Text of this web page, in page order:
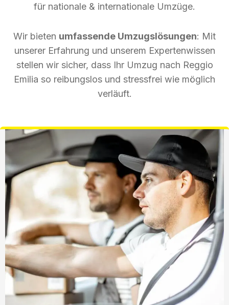
für nationale & internationale Umzüge.
Wir bieten umfassende Umzugslösungen: Mit
unserer Erfahrung und unserem Expertenwissen
stellen wir sicher, dass Ihr Umzug nach Reggio
Emilia so reibungslos und stressfrei wie möglich
verläuft.